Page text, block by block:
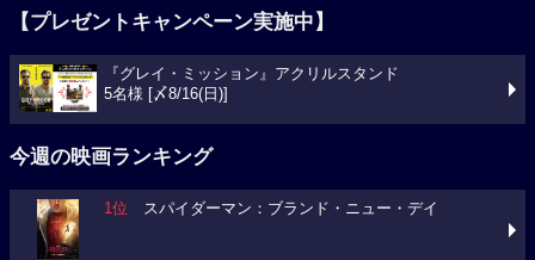
【プレゼントキャンペーン実施中】
『グレイ・ミッション』アクリルスタンド
5名様 [〆8/16(日)]
今週の映画ランキング
1位 スパイダーマン：ブランド・ニュー・デイ